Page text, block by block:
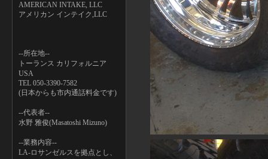
AMERICAN INTAKE, LLC
アメリカン インテイク,LLC
--所在地--
トーランス カリフォルニア
USA
TEL 050-3390-7582
(日本からも市内通話料金です)
--代表者--
水野 雅俊(Masatoshi Mizuno)
--業務内容--
LA-ロサンゼルスを拠点とし、